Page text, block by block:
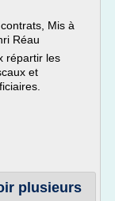
Mis à
Réau
répartir les
et
plusieurs